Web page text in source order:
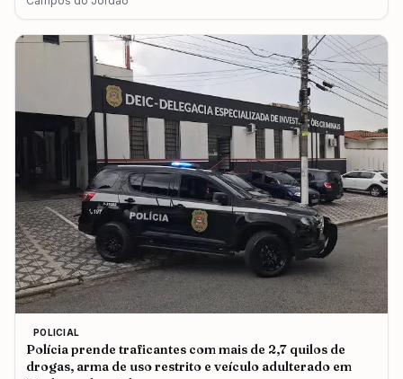
POLICIAL
Polícia prende traficantes com mais de 2,7 quilos de
drogas, arma de uso restrito e veículo adulterado em